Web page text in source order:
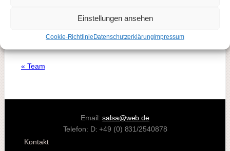
Einstellungen ansehen
Cookie-RichtlinieDatenschutzerklärungImpressum
« Team
Email:salsa@web.de
Telefon: D: +49 (0) 831/2540878
Kontakt